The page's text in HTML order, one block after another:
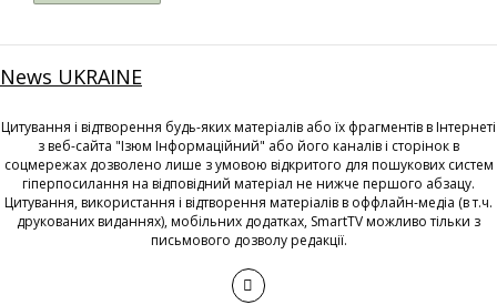
News UKRAINE
Цитування і відтворення будь-яких матеріалів або їх фрагментів в Інтернеті
з веб-сайта "Ізюм Інформаційний" або його каналів і сторінок в
соцмережах дозволено лише з умовою відкритого для пошукових систем
гіперпосилання на відповідний матеріал не нижче першого абзацу.
Цитування, використання і відтворення матеріалів в оффлайн-медіа (в т.ч.
друкованих виданнях), мобільних додатках, SmartTV можливо тільки з
письмового дозволу редакції.